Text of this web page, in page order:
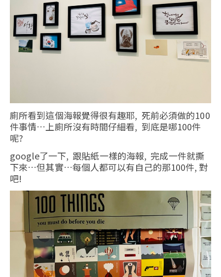
廁所看到這個海報覺得很有趣耶, 死前必須做的100
件事情…上廁所沒有時間仔細看, 到底是哪100件
呢?
google了一下, 跟貼紙一樣的海報, 完成一件就撕
下來…但其實…每個人都可以有自己的那100件, 對
吧!